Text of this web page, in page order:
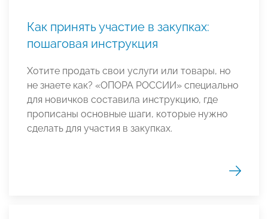
Как принять участие в закупках:
пошаговая инструкция
Хотите продать свои услуги или товары, но
не знаете как? «ОПОРА РОССИИ» специально
для новичков составила инструкцию, где
прописаны основные шаги, которые нужно
сделать для участия в закупках.